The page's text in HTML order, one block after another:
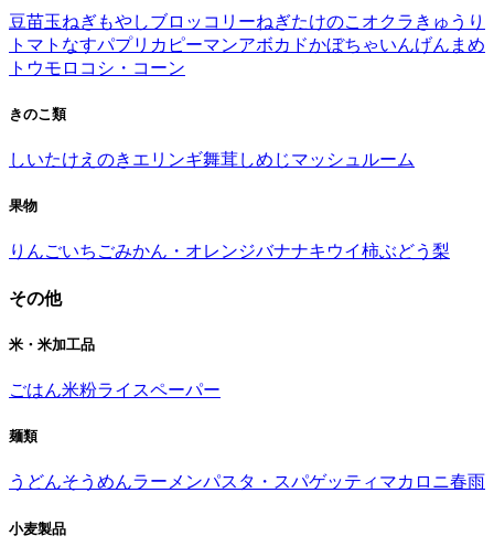
豆苗玉ねぎもやしブロッコリーねぎたけのこ オクラ きゅうり
トマト なすパプリカ ピーマンアボカドかぼちゃいんげんまめ
トウモロコシ・コーン
きのこ類
しいたけ えのき エリンギ舞茸しめじマッシュルーム
果物
りんごいちごみかん・オレンジバナナキウイ柿ぶどう 梨
その他
米・米加工品
ごはん米粉ライスペーパー
麺類
うどんそうめんラーメンパスタ・スパゲッティ マカロニ春雨
小麦製品